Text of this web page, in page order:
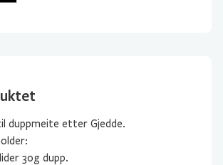
duppmeite etter Gjedde.
30g dupp.